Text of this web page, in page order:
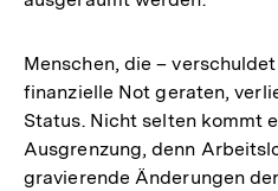
Menschen, die –
finanzielle Not geraten,
Status. Nicht selten kommt
Ausgrenzung, denn
gravierende Änderungen